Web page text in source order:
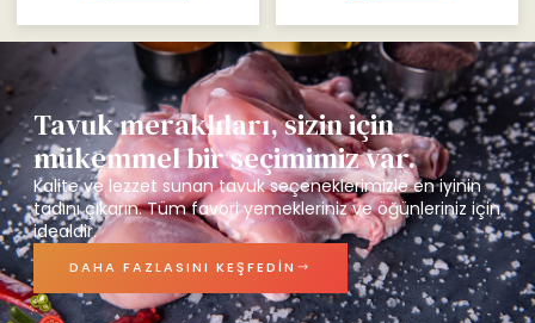
Tavuk meraklıları, sizin için
mükemmel bir seçimimiz var.
Kalite ve lezzet sunan tavuk seçeneklerimizle en iyinin
tadını çıkarın. Tüm favori yemekleriniz ve öğünleriniz için
idealdir.
DAHA FAZLASINI KEŞFEDIN